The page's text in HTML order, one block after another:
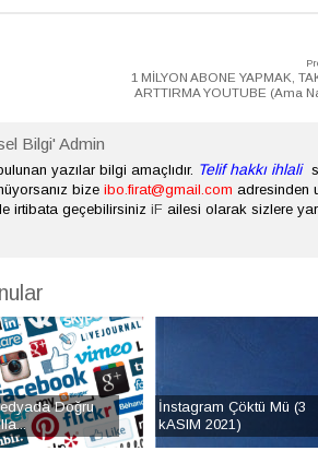
1 MİLYON ABONE YAPMAK,
ARTTIRMA YOUTUBE (Ama
Bilgi' Admin
yazılar bilgi amaçlıdır. Telif hakkı ihlali
bize ibo.firat@gmail.com adresinden
irtibata geçebilirsiniz iF ailesi olarak sizlere
Doğru
İnstagram Çöktü Mü (3
kASIM 2021)